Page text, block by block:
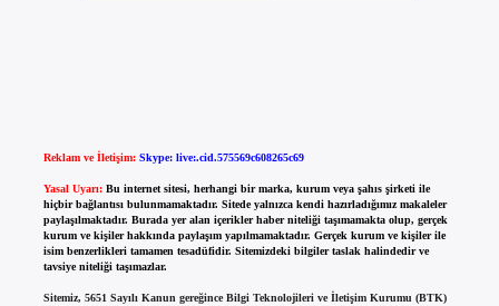
Reklam ve İletişim: Skype: live:.cid.575569c608265c69
Yasal Uyarı: Bu internet sitesi, herhangi bir marka, kurum veya şahıs şirketi ile
hiçbir bağlantısı bulunmamaktadır. Sitede yalnızca kendi hazırladığımız makaleler
paylaşılmaktadır. Burada yer alan içerikler haber niteliği taşımamakta olup, gerçek
kurum ve kişiler hakkında paylaşım yapılmamaktadır. Gerçek kurum ve kişiler ile
isim benzerlikleri tamamen tesadüfidir. Sitemizdeki bilgiler taslak halindedir ve
tavsiye niteliği taşımazlar.
Sitemiz, 5651 Sayılı Kanun gereğince Bilgi Teknolojileri ve İletişim Kurumu (BTK)